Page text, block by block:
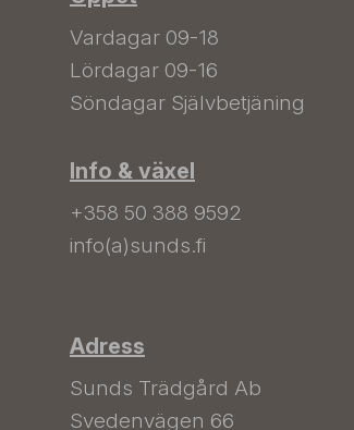
Vardagar 09-18
Lördagar 09-16
Söndagar Självbetjäning
Info & växel
+358 50 388 9592
info(a)sunds.fi
Adress
Sunds Trädgård Ab
Svedenvägen 66